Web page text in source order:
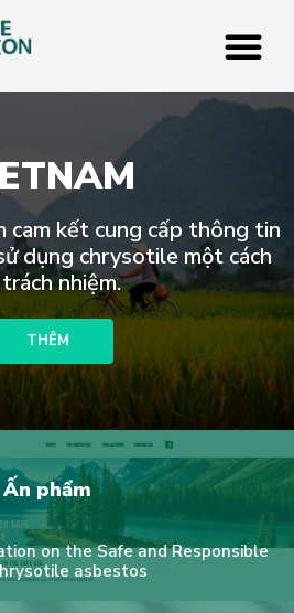
cam kết cung cấp thông tin
dụng chrysotile một cách
nhiệm.
THÊM
Ấn phẩm
on the Safe and Responsible
asbestos